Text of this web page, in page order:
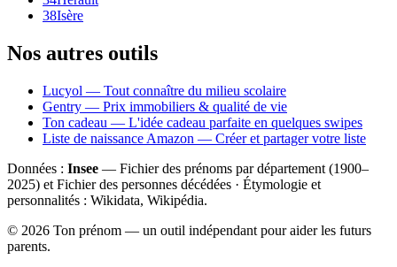
38Isère
Nos autres outils
Lucyol — Tout connaître du milieu scolaire
Gentry — Prix immobiliers & qualité de vie
Ton cadeau — L'idée cadeau parfaite en quelques swipes
Liste de naissance Amazon — Créer et partager votre liste
Données : Insee — Fichier des prénoms par département (1900–
2025) et Fichier des personnes décédées · Étymologie et
personnalités : Wikidata, Wikipédia.
© 2026 Ton prénom — un outil indépendant pour aider les futurs
parents.